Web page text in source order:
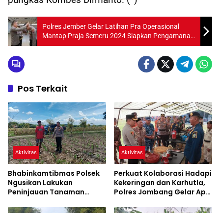
Polres Jember Gelar Latihan Pra Operasional
Mantap Praja Semeru 2024 Siapkan Pengamanan
Pilkada
Pos Terkait
Aktivitas
Bhabinkamtibmas Polsek
Ngusikan Lakukan
Peninjauan Tanaman
Mendukung Ketahanan
Aktivitas
Perkuat Kolaborasi Hadapi
Kekeringan dan Karhutla,
Polres Jombang Gelar Apel